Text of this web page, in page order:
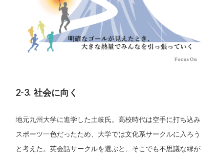
2-3. 社会に向く
地元九州大学に進学した土岐氏。高校時代は空手に打ち込み
スポーツ一色だったため、大学では文化系サークルに入ろう
と考えた。英会話サークルを選ぶと、そこでも不思議な縁が